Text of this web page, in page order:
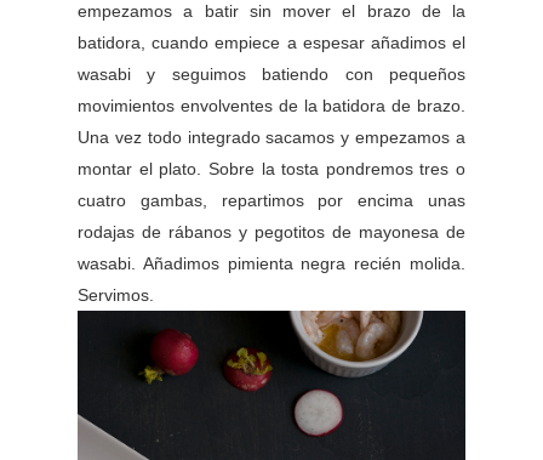
empezamos a batir sin mover el brazo de la
batidora, cuando empiece a espesar añadimos el
wasabi y seguimos batiendo con pequeños
movimientos envolventes de la batidora de brazo.
Una vez todo integrado sacamos y empezamos a
montar el plato. Sobre la tosta pondremos tres o
cuatro gambas, repartimos por encima unas
rodajas de rábanos y pegotitos de mayonesa de
wasabi. Añadimos pimienta negra recién molida.
Servimos.